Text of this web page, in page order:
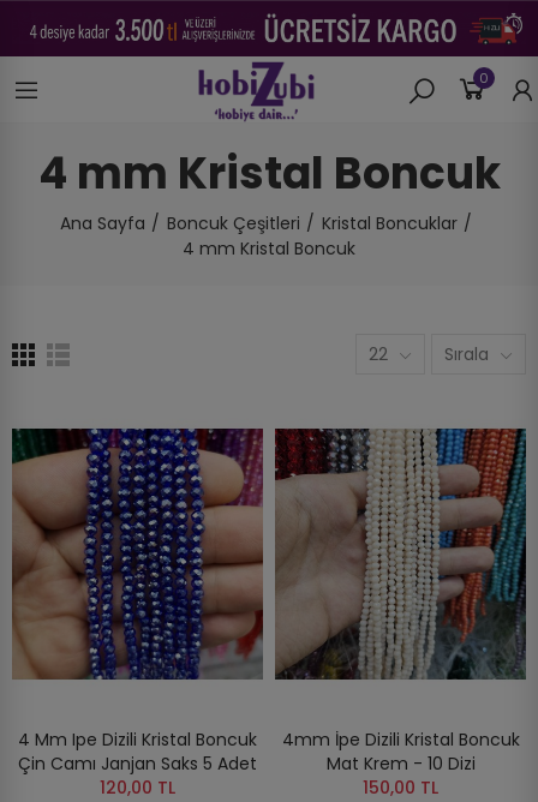
0
4 mm Kristal Boncuk
Ana Sayfa Boncuk Çeşitleri
Kristal Boncuklar
4 mm Kristal Boncuk
22 Sırala
4 Mm Ipe Dizili Kristal Boncuk
Çin Camı Janjan Saks 5 Adet
120,00 TL
4mm İpe Dizili Kristal Boncuk
Mat Krem - 10 Dizi
150,00 TL